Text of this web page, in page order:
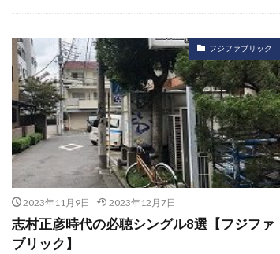
フジファブリック
2023年11月9日 2023年12月7日
志村正彦時代の必聴シングル8選【フジファ
ブリック】